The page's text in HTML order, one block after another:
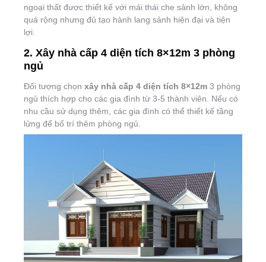
ngoại thất được thiết kế với mái thái che sảnh lớn, không
quá rộng nhưng đủ tạo hành lang sảnh hiện đại và tiện
lợi.
2. Xây nhà cấp 4 diện tích 8×12m 3 phòng
ngủ
Đối tượng chọn xây nhà cấp 4 diện tích 8×12m 3 phòng
ngủ thích hợp cho các gia đình từ 3-5 thành viên. Nếu có
nhu cầu sử dụng thêm, các gia đình có thể thiết kế tầng
lửng để bố trí thêm phòng ngủ.